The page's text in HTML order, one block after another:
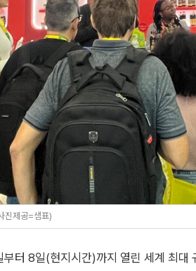
진제공=샘표)
터 8일(현지시간)까지 열린 세계 최